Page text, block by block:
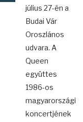
július 27-én a
Budai Vár
Oroszlános
udvara. A
Queen
együttes
1986-os
magyarországi
koncertjének